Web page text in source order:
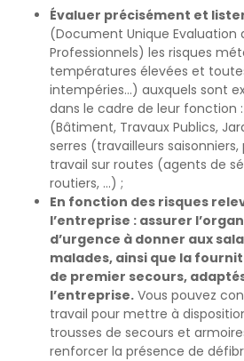
Évaluer précisément et lister
(Document Unique Evaluation
Professionnels) les risques
températures élevées et
intempéries…) auxquels sont
dans le cadre de leur fonction
(Bâtiment, Travaux Publics,
serres (travailleurs
travail sur routes (agents de
routiers, …) ;
En fonction des risques
l’entreprise : assurer
d’urgence à donner aux
malades, ainsi que la
de premier secours,
l’entreprise. Vous pouvez
travail pour mettre à
trousses de secours et
renforcer la présence de